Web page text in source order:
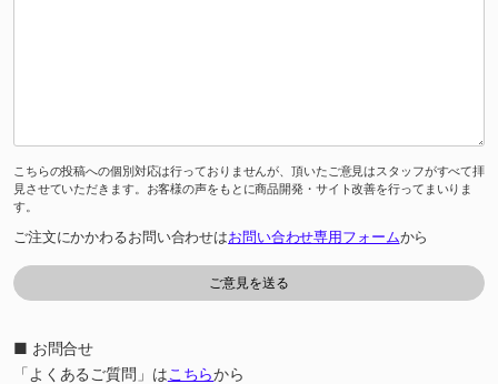
こちらの投稿への個別対応は行っておりませんが、頂いたご意見はスタッフがすべて拝
見させていただきます。お客様の声をもとに商品開発・サイト改善を行ってまいりま
す。
ご注文にかかわるお問い合わせはお問い合わせ専用フォームから
■ お問合せ
「よくあるご質問」はこちらから